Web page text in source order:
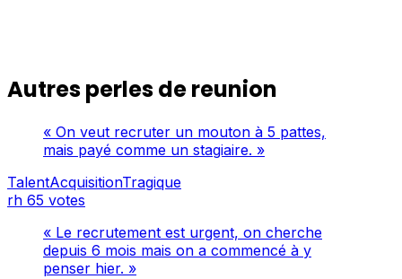
Autres perles de reunion
« On veut recruter un mouton à 5 pattes,
mais payé comme un stagiaire. »
TalentAcquisitionTragique
rh 65 votes
« Le recrutement est urgent, on cherche
depuis 6 mois mais on a commencé à y
penser hier. »